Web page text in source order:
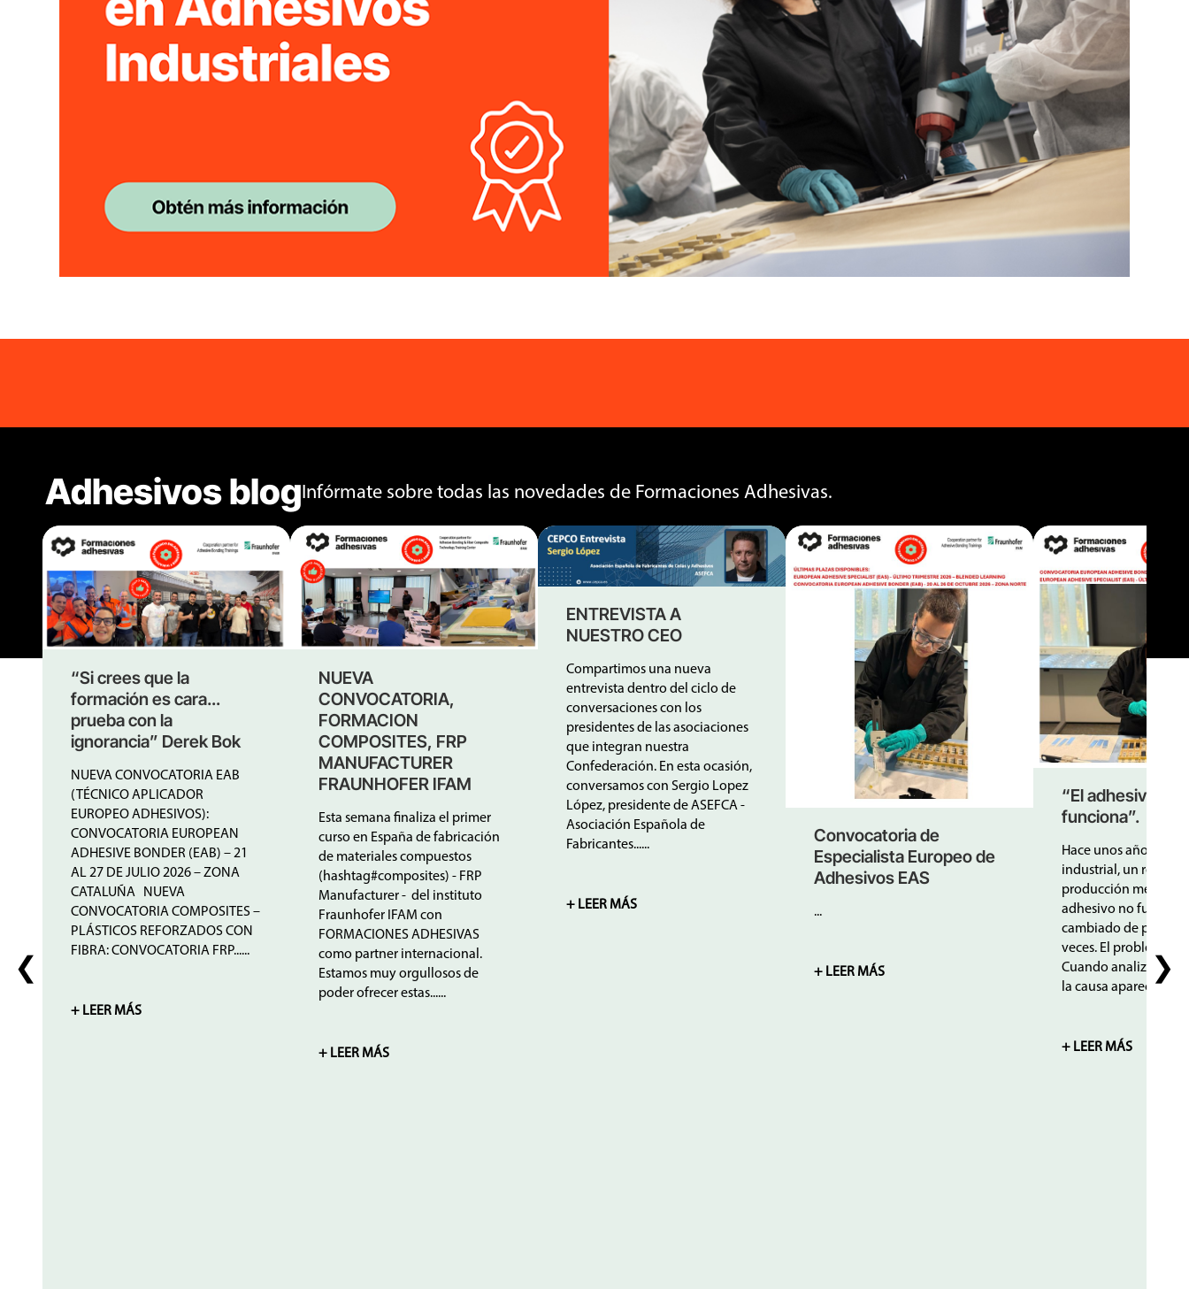
Adhesivos blogInfórmate sobre todas las novedades de Formaciones Adhesivas.
❮
“Si crees que la
formación es cara…
prueba con la
ignorancia” Derek Bok
NUEVA CONVOCATORIA EAB
(TÉCNICO APLICADOR
EUROPEO ADHESIVOS):
CONVOCATORIA EUROPEAN
ADHESIVE BONDER (EAB) – 21
AL 27 DE JULIO 2026 – ZONA
CATALUÑA NUEVA
CONVOCATORIA COMPOSITES –
PLÁSTICOS REFORZADOS CON
FIBRA: CONVOCATORIA FRP......
+ LEER MÁS
NUEVA
CONVOCATORIA,
FORMACION
COMPOSITES, FRP
MANUFACTURER
FRAUNHOFER IFAM
Esta semana finaliza el primer
curso en España de fabricación
de materiales compuestos
(hashtag#composites) - FRP
Manufacturer - del instituto
Fraunhofer IFAM con
FORMACIONES ADHESIVAS
como partner internacional.
Estamos muy orgullosos de
poder ofrecer estas......
+ LEER MÁS
ENTREVISTA A
NUESTRO CEO
Compartimos una nueva
entrevista dentro del ciclo de
conversaciones con los
presidentes de las asociaciones
que integran nuestra
Confederación. En esta ocasión,
conversamos con Sergio Lopez
López, presidente de ASEFCA -
Asociación Española de
Fabricantes......
+ LEER MÁS
Convocatoria de
Especialista Europeo de
Adhesivos EAS
...
+ LEER MÁS
“El adhesivo no
funciona”.
Hace unos años, en
industrial, un
producción me dijo:
adhesivo no
cambiado de
veces. El problema
Cuando analizamos
la causa apareció......
+ LEER MÁS
❯